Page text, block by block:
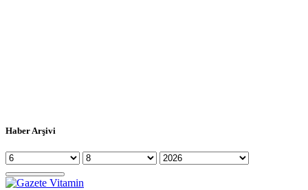
Haber Arşivi